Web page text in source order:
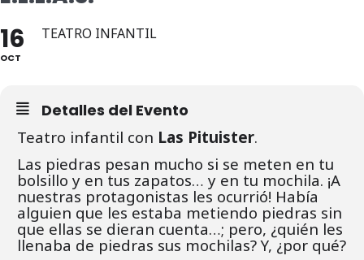
16
OCT
TEATRO INFANTIL
Detalles del Evento
Teatro infantil con Las Pituister.
Las piedras pesan mucho si se meten en tu
bolsillo y en tus zapatos… y en tu mochila. ¡A
nuestras protagonistas les ocurrió! Había
alguien que les estaba metiendo piedras sin
que ellas se dieran cuenta…; pero, ¿quién les
llenaba de piedras sus mochilas? Y, ¿por qué?